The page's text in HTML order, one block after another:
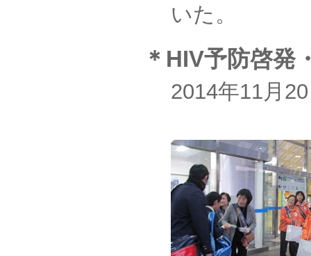
いた。
＊HIV予防啓発
2014年11月